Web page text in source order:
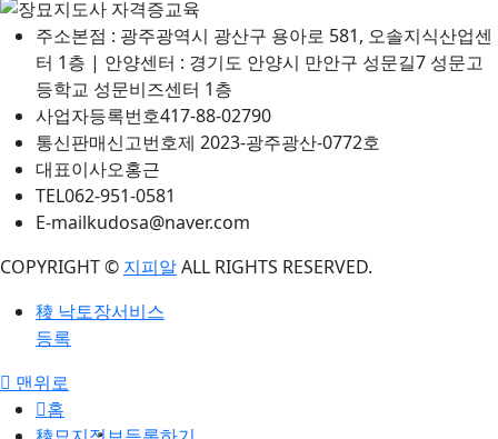
주소본점 : 광주광역시 광산구 용아로 581, 오솔지식산업센
터 1층 | 안양센터 : 경기도 안양시 만안구 성문길7 성문고
등학교 성문비즈센터 1층
사업자등록번호417-88-02790
통신판매신고번호제 2023-광주광산-0772호
대표이사오홍근
TEL062-951-0581
E-mailkudosa@naver.com
COPYRIGHT © 지피알ALL RIGHTS RESERVED.
낙토장서비스
등록
맨위로
홈